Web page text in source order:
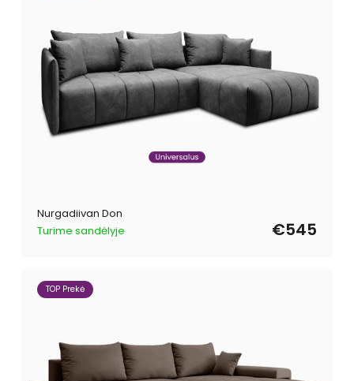
Nurgadiivan Don
Turime sandėlyje
€545
TOP Prekė